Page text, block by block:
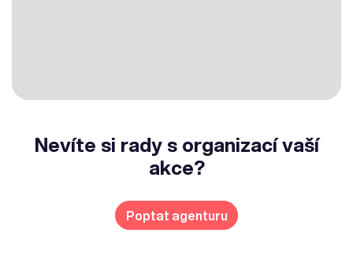
Nevíte si rady s organizací vaší
akce?
Poptat agenturu